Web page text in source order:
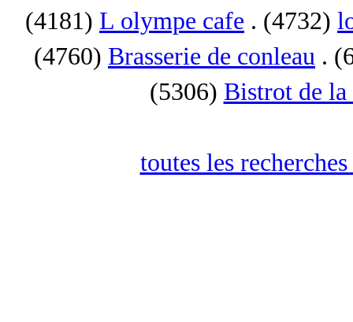
(4181) L olympe cafe . (4732)
(4760) Brasserie de conleau .
(5306) Bistrot de la
toutes les